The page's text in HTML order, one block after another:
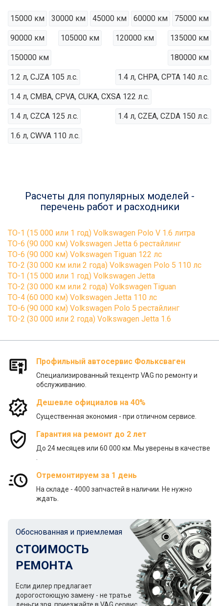
15000 км 30000 км 45000 км 60000 км 75000 км
90000 км 105000 км 120000 км 135000 км
150000 км 180000 км
1.2 л, CJZA 105 л.с. 1.4 л, CHPA, CPTA 140 л.с.
1.4 л, CMBA, CPVA, CUKA, CXSA 122 л.с.
1.4 л, CZCA 125 л.с. 1.4 л, CZEA, CZDA 150 л.с.
1.6 л, CWVA 110 л.с.
Расчеты для популярных моделей -
перечень работ и расходники
ТО-1 (15 000 или 1 год) Volkswagen Polo V 1.6 литра
ТО-6 (90 000 км) Volkswagen Jetta 6 рестайлинг
ТО-6 (90 000 км) Volkswagen Tiguan 122 лс
ТО-2 (30 000 км или 2 года) Volkswagen Polo 5 110 лс
ТО-1 (15 000 или 1 год) Volkswagen Jetta
ТО-2 (30 000 км или 2 года) Volkswagen Tiguan
ТО-4 (60 000 км) Volkswagen Jetta 110 лс
ТО-6 (90 000 км) Volkswagen Polo 5 рестайлинг
ТО-2 (30 000 или 2 года) Volkswagen Jetta 1.6
Профильный автосервис Фольксваген
Специализированный техцентр VAG по ремонту и
обслуживанию.
Дешевле официалов на 40%
Существенная экономия - при отличном сервисе.
Гарантия на ремонт до 2 лет
До 24 месяцев или 60 000 км. Мы уверены в качестве
Отремонтируем за 1 день
На складе - 4000 запчастей в наличии. Не нужно
ждать.
Обоснованная и приемлемая
СТОИМОСТЬ
РЕМОНТА
Если дилер предлагает
дорогостоющую замену - не тратье